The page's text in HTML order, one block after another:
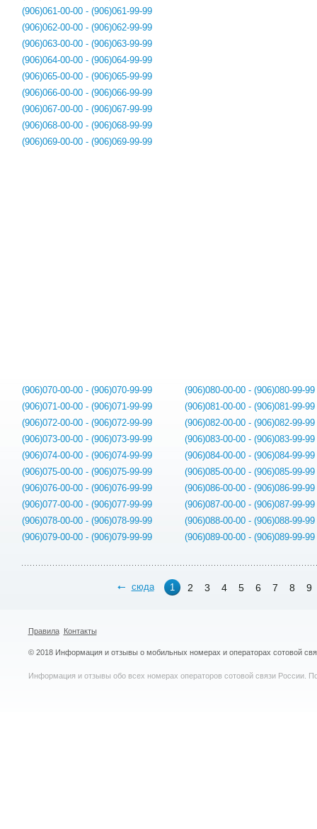
(906)061-00-00 - (906)061-99-99
(906)062-00-00 - (906)062-99-99
(906)063-00-00 - (906)063-99-99
(906)064-00-00 - (906)064-99-99
(906)065-00-00 - (906)065-99-99
(906)066-00-00 - (906)066-99-99
(906)067-00-00 - (906)067-99-99
(906)068-00-00 - (906)068-99-99
(906)069-00-00 - (906)069-99-99
(906)070-00-00 - (906)070-99-99
(906)071-00-00 - (906)071-99-99
(906)072-00-00 - (906)072-99-99
(906)073-00-00 - (906)073-99-99
(906)074-00-00 - (906)074-99-99
(906)075-00-00 - (906)075-99-99
(906)076-00-00 - (906)076-99-99
(906)077-00-00 - (906)077-99-99
(906)078-00-00 - (906)078-99-99
(906)079-00-00 - (906)079-99-99
(906)080-00-00 - (906)080-99-99
(906)081-00-00 - (906)081-99-99
(906)082-00-00 - (906)082-99-99
(906)083-00-00 - (906)083-99-99
(906)084-00-00 - (906)084-99-99
(906)085-00-00 - (906)085-99-99
(906)086-00-00 - (906)086-99-99
(906)087-00-00 - (906)087-99-99
(906)088-00-00 - (906)088-99-99
(906)089-00-00 - (906)089-99-99
сюда 1 2 3 4 5 6 7 8 9
Правила Контакты
© 2018 Информация и отзывы о мобильных номерах и операторах сотовой
Информация и отзывы обо всех номерах операторов сотовой связи России.